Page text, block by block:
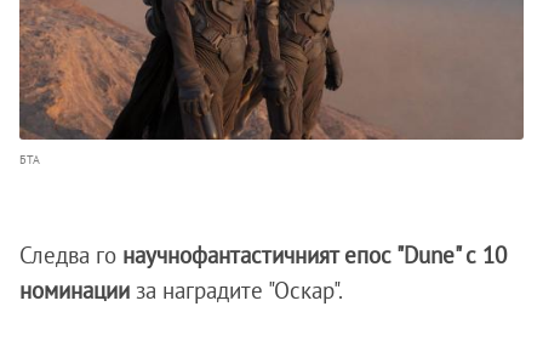
БТА
Следва го научнофантастичният епос "Dune" с 10
номинации за наградите "Оскар".